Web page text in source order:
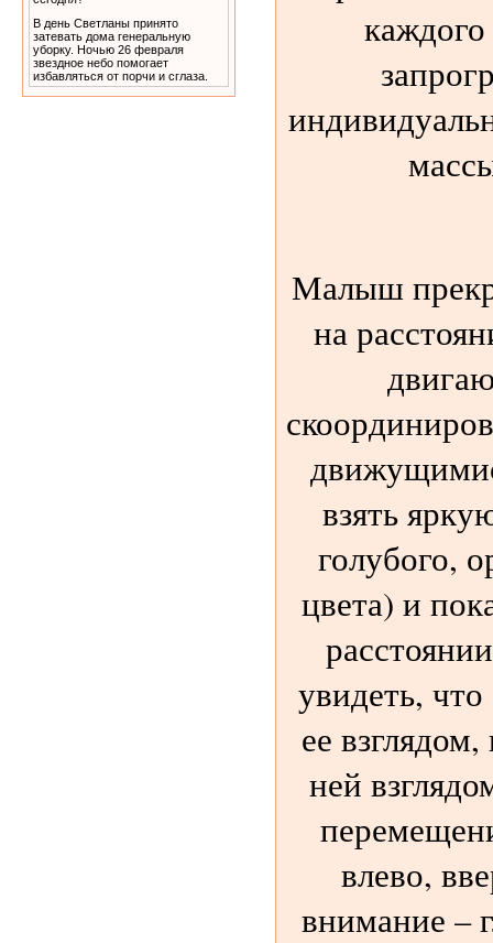
В день Светланы принято
затевать дома генеральную
уборку. Ночью 26 февраля
звездное небо помогает
избавляться от порчи и сглаза.
Малыш
на
взять
голубого,
цвета) и
увидеть,
ее
ней
влево,
внимание –